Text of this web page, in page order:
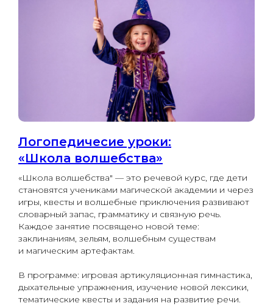
Логопедичесие уроки:
«Школа волшебства»
«Школа волшебства" — это речевой курс, где дети
становятся учениками магической академии и через
игры, квесты и волшебные приключения развивают
словарный запас, грамматику и связную речь.
Каждое занятие посвящено новой теме:
заклинаниям, зельям, волшебным существам
и магическим артефактам.
В программе: игровая артикуляционная гимнастика,
дыхательные упражнения, изучение новой лексики,
тематические квесты и задания на развитие речи.